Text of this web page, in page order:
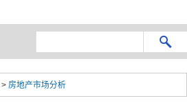
> 房地产市场分析